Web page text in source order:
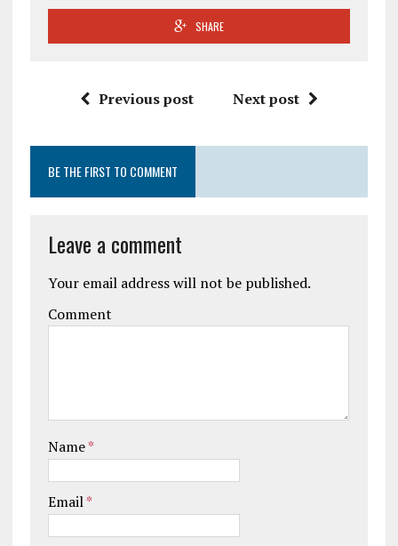
SHARE
Previous post Next post
BE THE FIRST TO COMMENT
Leave a comment
Your email address will not be published.
Comment
Name*
Email*